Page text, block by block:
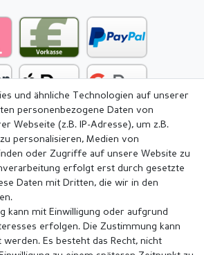
und ähnliche Technologien auf unserer
personenbezogene Daten von
Webseite (z.B. IP-Adresse), um z.B.
personalisieren, Medien von
oder Zugriffe auf unsere Website zu
erfolgt erst durch gesetzte
Daten mit Dritten, die wir in den
kann mit Einwilligung oder aufgrund
erfolgen. Die Zustimmung kann
Es besteht das Recht, nicht